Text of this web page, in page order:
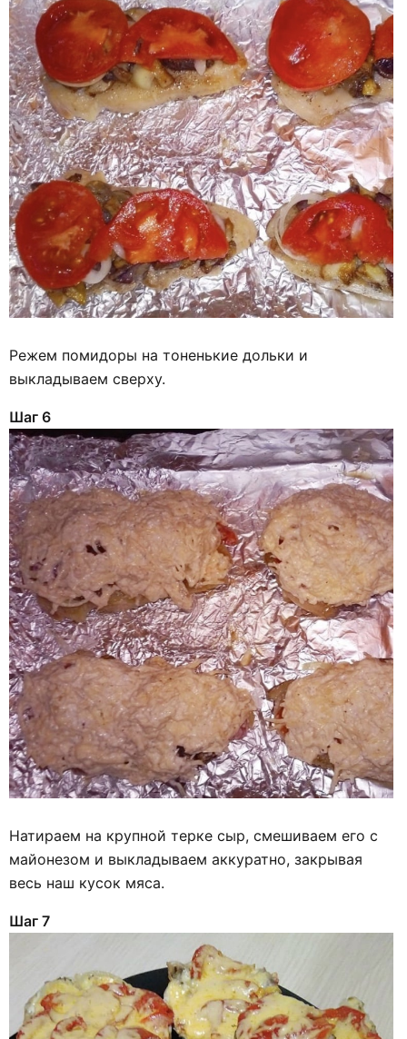
Режем помидоры на тоненькие дольки и
выкладываем сверху.
Шаг 6
Натираем на крупной терке сыр, смешиваем его с
майонезом и выкладываем аккуратно, закрывая
весь наш кусок мяса.
Шаг 7